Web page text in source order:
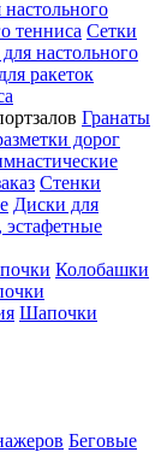
тенниса Сетки
настольного
ракеток
Гранаты
дорог
Стенки
Диски для
Колобашки
Шапочки
Беговые